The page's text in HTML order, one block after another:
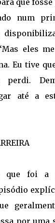
que fosse
num
eles
Eu tive
até a
que foi a
por uma